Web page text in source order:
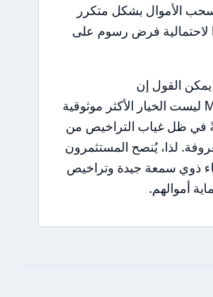
الأموال بشكل متكرر
لاحتمالية فرض رسوم على
يمكن القول إن
MercadosInvest ليست الخيار الأكثر موثوقية
في ظل غياب التراخيص من
لذا، يُنصح المستثمرون
ذوي سمعة جيدة وتراخيص
أموالهم.